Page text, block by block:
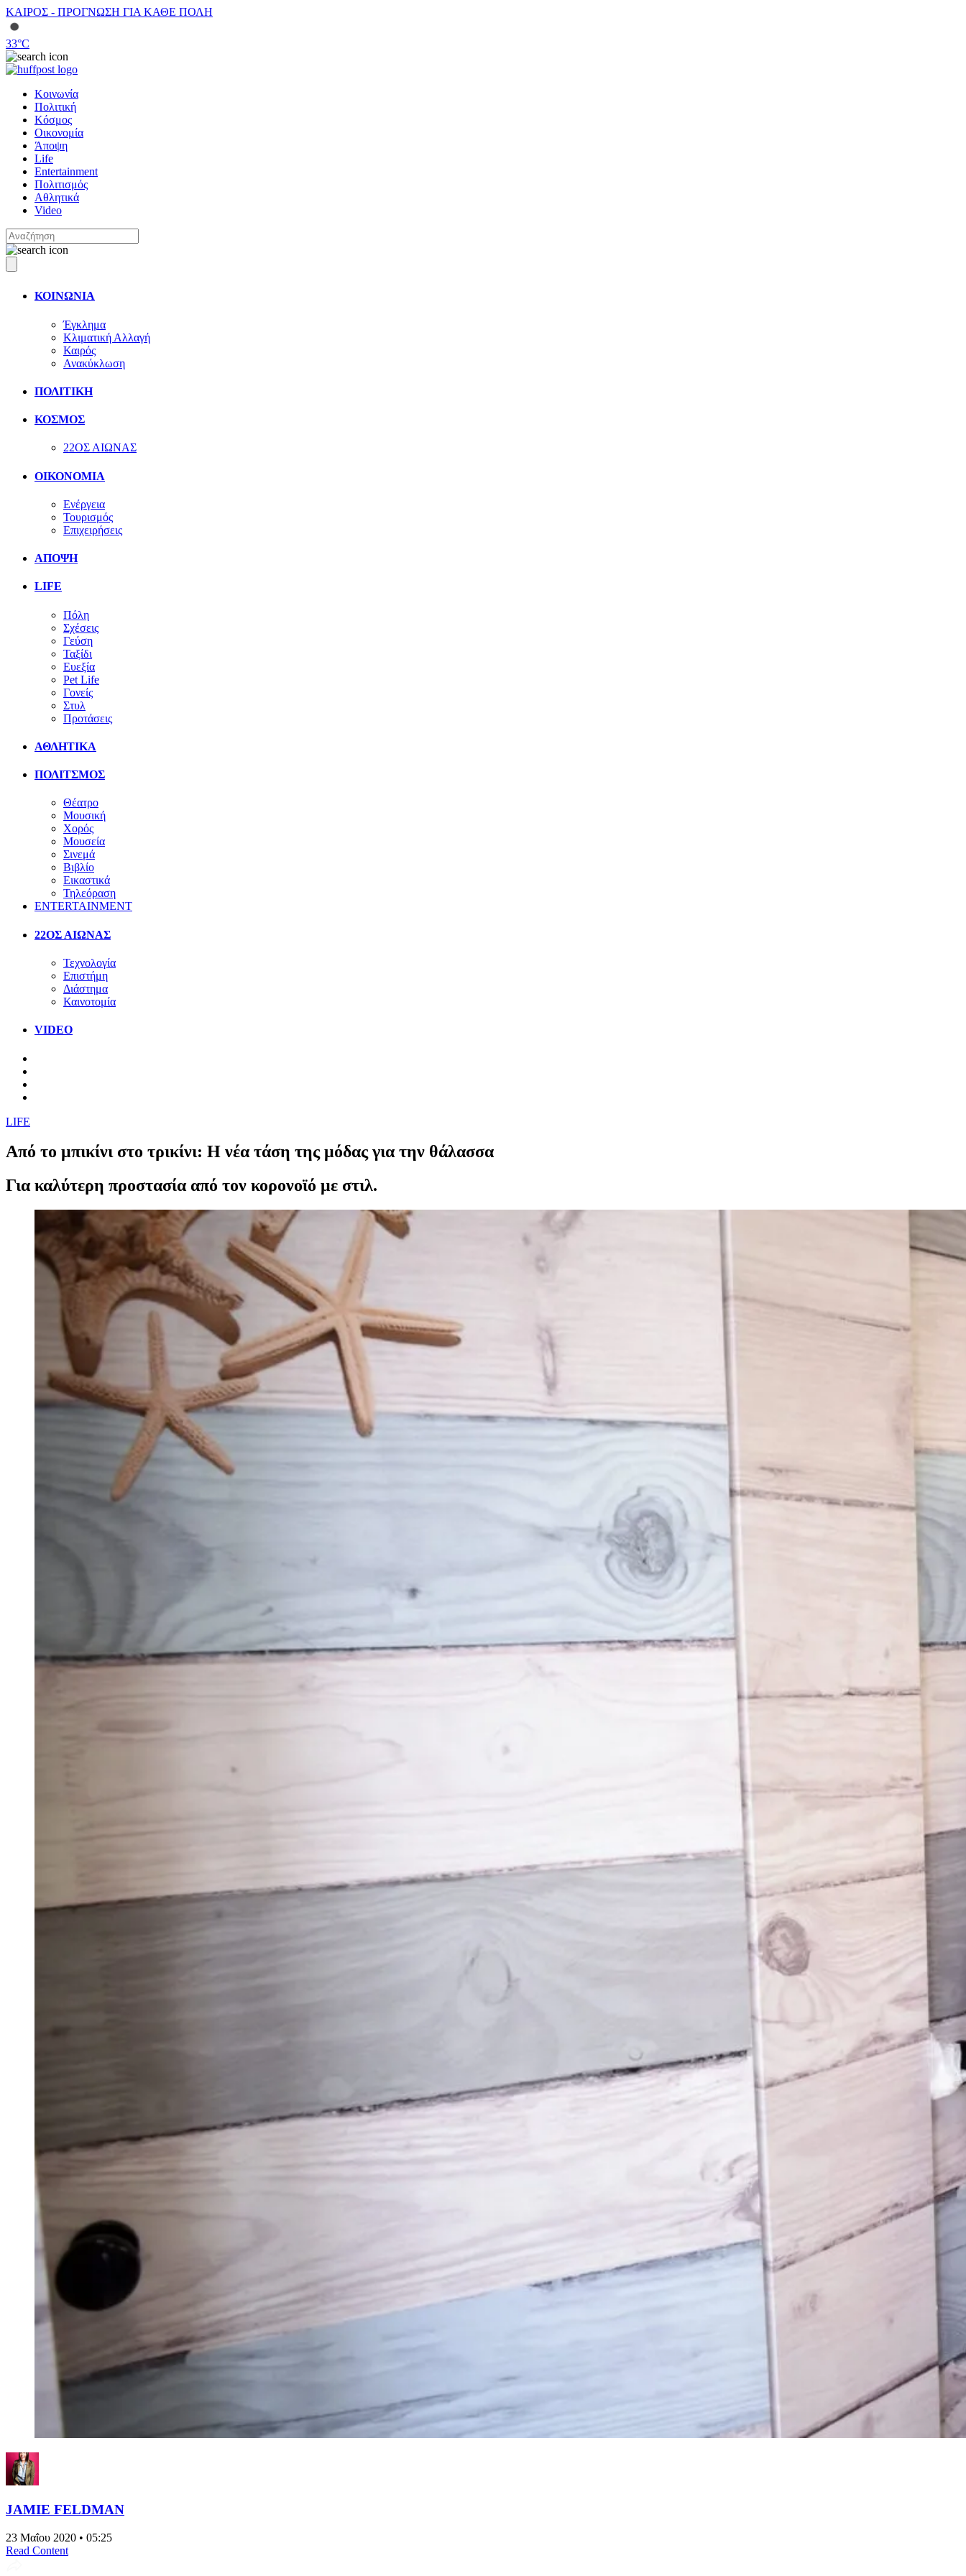
ΚΑΙΡΟΣ - ΠΡΟΓΝΩΣΗ ΓΙΑ ΚΑΘΕ ΠΟΛΗ
33°C
Κοινωνία
Πολιτική
Κόσμος
Οικονομία
Άποψη
Life
Entertainment
Πολιτισμός
Αθλητικά
Video
ΚΟΙΝΩΝΙΑ
Έγκλημα
Κλιματική Αλλαγή
Καιρός
Ανακύκλωση
ΠΟΛΙΤΙΚΗ
ΚΟΣΜΟΣ
22ΟΣ ΑΙΩΝΑΣ
ΟΙΚΟΝΟΜΙΑ
Ενέργεια
Τουρισμός
Επιχειρήσεις
ΑΠΟΨΗ
LIFE
Πόλη
Σχέσεις
Γεύση
Ταξίδι
Ευεξία
Pet Life
Γονείς
Στυλ
Προτάσεις
ΑΘΛΗΤΙΚΑ
ΠΟΛΙΤΣΜΟΣ
Θέατρο
Μουσική
Χορός
Μουσεία
Σινεμά
Βιβλίο
Εικαστικά
Τηλεόραση
ENTERTAINMENT
22ΟΣ ΑΙΩΝΑΣ
Τεχνολογία
Επιστήμη
Διάστημα
Καινοτομία
VIDEO
LIFE
Από το μπικίνι στο τρικίνι: Η νέα τάση της μόδας για την θάλασσα
Για καλύτερη προστασία από τον κορονοϊό με στιλ.
JAMIE FELDMAN
23 Μαΐου 2020 • 05:25
Read Content